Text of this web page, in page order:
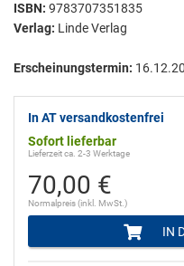
ISBN: 9783707351835
Verlag: Linde Verlag
Erscheinungstermin:
In AT versandkostenfrei
Sofort lieferbar
Lieferzeit ca. 2-3 Werktage
70,00 €
Normalpreis (inkl. MwSt.)
IN